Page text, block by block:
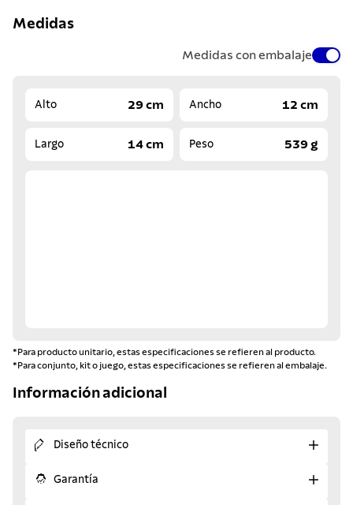
Medidas
Medidas con embalaje
Alto 29 cm Ancho 12 cm
Largo 14 cm Peso 539 g
*Para producto unitario, estas especificaciones se refieren al producto.
*Para conjunto, kit o juego, estas especificaciones se refieren al embalaje.
Información adicional
Diseño técnico
Garantía